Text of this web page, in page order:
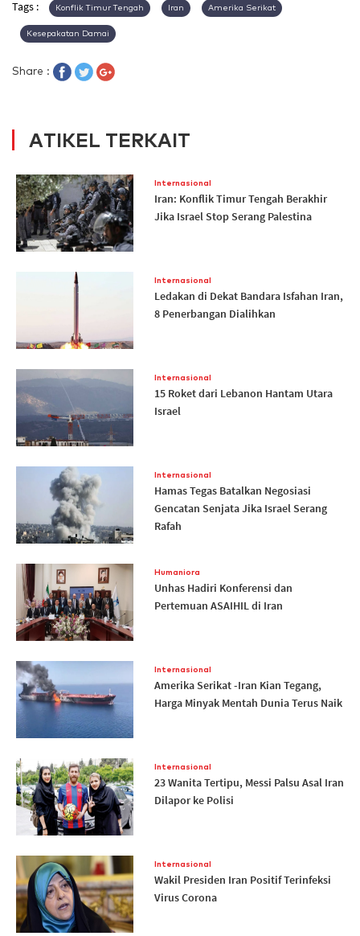
Tags : Konflik Timur Tengah Iran Amerika Serikat
Kesepakatan Damai
Share :
ATIKEL TERKAIT
Internasional
Iran: Konflik Timur Tengah Berakhir
Jika Israel Stop Serang Palestina
Internasional
Ledakan di Dekat Bandara Isfahan Iran,
8 Penerbangan Dialihkan
Internasional
15 Roket dari Lebanon Hantam Utara
Israel
Internasional
Hamas Tegas Batalkan Negosiasi
Gencatan Senjata Jika Israel Serang
Rafah
Humaniora
Unhas Hadiri Konferensi dan
Pertemuan ASAIHIL di Iran
Internasional
Amerika Serikat -Iran Kian Tegang,
Harga Minyak Mentah Dunia Terus Naik
Internasional
23 Wanita Tertipu, Messi Palsu Asal Iran
Dilapor ke Polisi
Internasional
Wakil Presiden Iran Positif Terinfeksi
Virus Corona